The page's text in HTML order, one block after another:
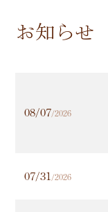
お知らせ
08/07/2026
07/31 /2026